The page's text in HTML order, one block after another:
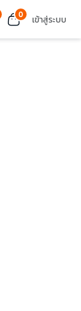
0 เข้าสู่ระบบ